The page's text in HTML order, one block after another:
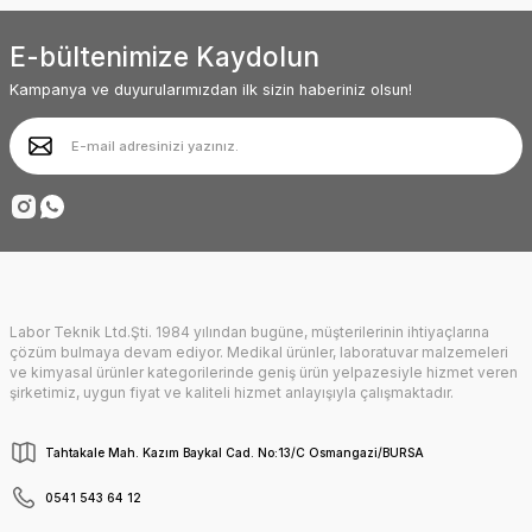
38.938,26₺
40.142,54₺
E-bültenimize Kaydolun
Kampanya ve duyurularımızdan ilk sizin haberiniz olsun!
Labor Teknik Ltd.Şti. 1984 yılından bugüne, müşterilerinin ihtiyaçlarına
çözüm bulmaya devam ediyor. Medikal ürünler, laboratuvar malzemeleri
ve kimyasal ürünler kategorilerinde geniş ürün yelpazesiyle hizmet veren
şirketimiz, uygun fiyat ve kaliteli hizmet anlayışıyla çalışmaktadır.
Tahtakale Mah. Kazım Baykal Cad. No:13/C Osmangazi/BURSA
0541 543 64 12